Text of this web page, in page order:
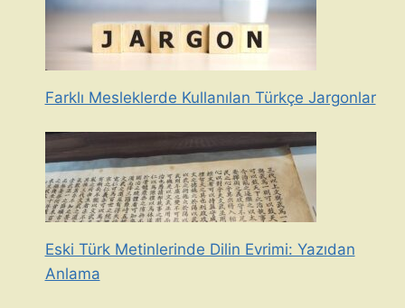
Farklı Mesleklerde Kullanılan Türkçe Jargonlar
Eski Türk Metinlerinde Dilin Evrimi: Yazıdan
Anlama